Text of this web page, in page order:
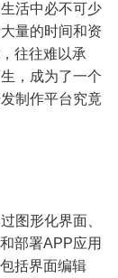
活中必不可少
量的时间和资
往往难以承
，成为了一个
制作平台究竟
图形化界面、
部署APP应用
括界面编辑